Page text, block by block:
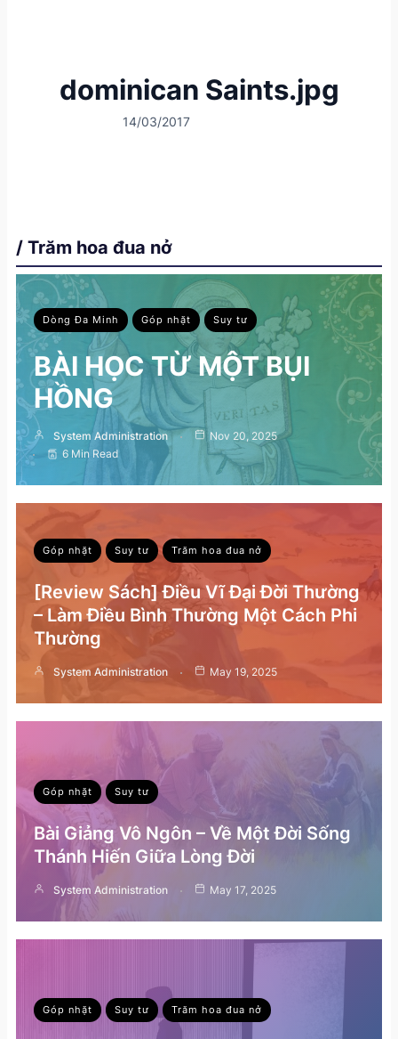
dominican Saints.jpg
14/03/2017
/ Trăm hoa đua nở
Dòng Đa Minh Góp nhặt Suy tư
BÀI HỌC TỪ MỘT BỤI
HỒNG
System Administration
Nov 20, 2025
6 Min Read
Góp nhặt Suy tư Trăm hoa đua nở
[Review Sách] Điều Vĩ Đại Đời Thường
– Làm Điều Bình Thường Một Cách Phi
Thường
System Administration May 19, 2025
Góp nhặt Suy tư
Bài Giảng Vô Ngôn – Về Một Đời Sống
Thánh Hiến Giữa Lòng Đời
System Administration May 17, 2025
Góp nhặt Suy tư Trăm hoa đua nở